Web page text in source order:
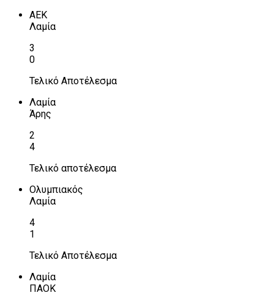
ΑΕΚ
Λαμία
3
0
Τελικό Αποτέλεσμα
Λαμία
Άρης
2
4
Τελικό αποτέλεσμα
Ολυμπιακός
Λαμία
4
1
Τελικό Αποτέλεσμα
Λαμία
ΠΑΟΚ